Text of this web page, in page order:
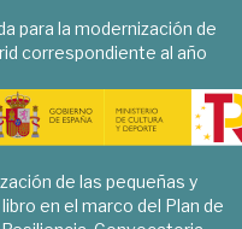
para la modernización de
correspondiente al año
de las pequeñas y
en el marco del Plan de